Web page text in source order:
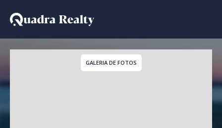
Casa De Condomínio a
GALERIA DE FOTOS